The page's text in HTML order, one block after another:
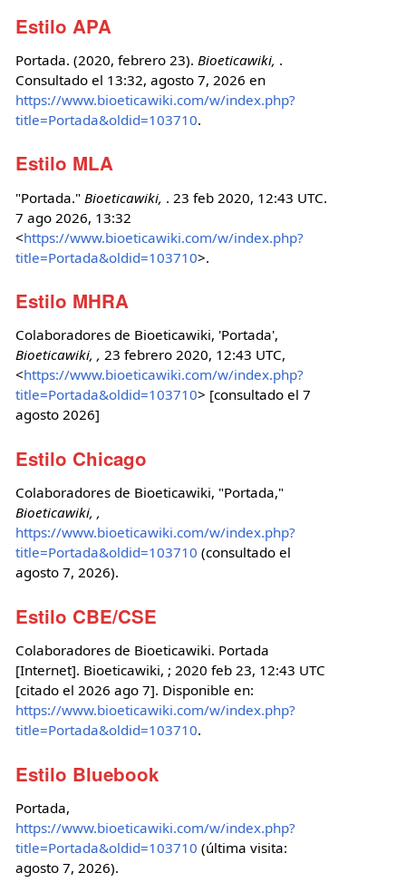
Estilo APA
Portada. (2020, febrero 23). Bioeticawiki, .
Consultado el 13:32, agosto 7, 2026 en
https://www.bioeticawiki.com/w/index.php?
title=Portada&oldid=103710.
Estilo MLA
"Portada." Bioeticawiki, . 23 feb 2020, 12:43 UTC.
7 ago 2026, 13:32
<https://www.bioeticawiki.com/w/index.php?
title=Portada&oldid=103710>.
Estilo MHRA
Colaboradores de Bioeticawiki, 'Portada',
Bioeticawiki, , 23 febrero 2020, 12:43 UTC,
<https://www.bioeticawiki.com/w/index.php?
title=Portada&oldid=103710> [consultado el 7
agosto 2026]
Estilo Chicago
Colaboradores de Bioeticawiki, "Portada,"
Bioeticawiki, ,
https://www.bioeticawiki.com/w/index.php?
title=Portada&oldid=103710 (consultado el
agosto 7, 2026).
Estilo CBE/CSE
Colaboradores de Bioeticawiki. Portada
[Internet]. Bioeticawiki, ; 2020 feb 23, 12:43 UTC
[citado el 2026 ago 7]. Disponible en:
https://www.bioeticawiki.com/w/index.php?
title=Portada&oldid=103710.
Estilo Bluebook
Portada,
https://www.bioeticawiki.com/w/index.php?
title=Portada&oldid=103710 (última visita:
agosto 7, 2026).